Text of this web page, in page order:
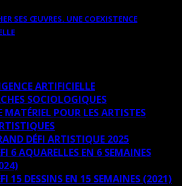
SES ŒUVRES. UNE COEXISTENCE
ARTIFICIELLE
SOCIOLOGIQUES
MATÉRIEL POUR LES ARTISTES
DÉFI ARTISTIQUE 2025
6 AQUARELLES EN 6 SEMAINES
15 DESSINS EN 15 SEMAINES (2021)